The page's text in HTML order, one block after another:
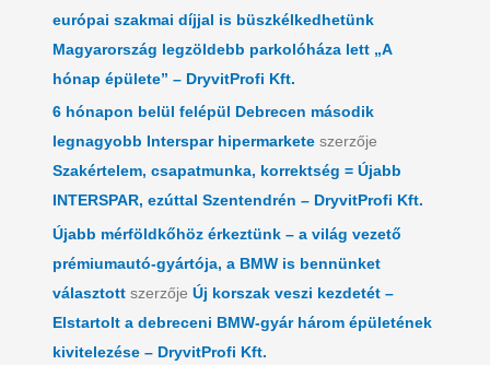
európai szakmai díjjal is büszkélkedhetünk
Magyarország legzöldebb parkolóháza lett „A
hónap épülete” – DryvitProfi Kft.
6 hónapon belül felépül Debrecen második
legnagyobb Interspar hipermarkete szerzője
Szakértelem, csapatmunka, korrektség = Újabb
INTERSPAR, ezúttal Szentendrén – DryvitProfi Kft.
Újabb mérföldkőhöz érkeztünk – a világ vezető
prémiumautó-gyártója, a BMW is bennünket
választott szerzőjeÚj korszak veszi kezdetét –
Elstartolt a debreceni BMW-gyár három épületének
kivitelezése – DryvitProfi Kft.